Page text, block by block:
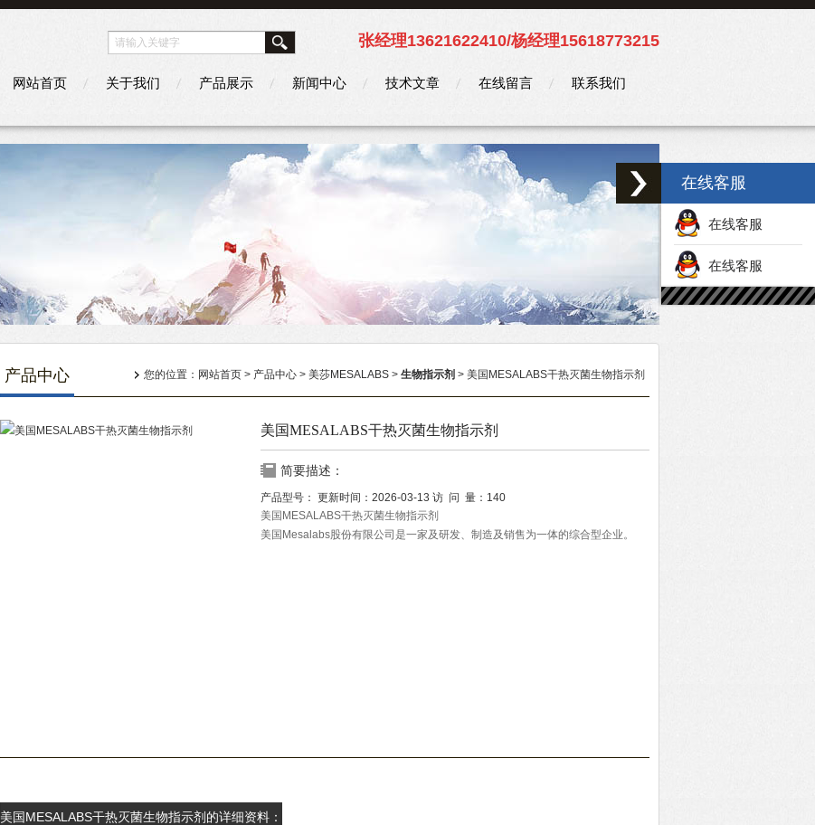
张经理13621622410/杨经理15618773215
网站首页 关于我们 产品展示 新闻中心 技术文章 在线留言 联系我们
产品中心 您的位置： 网站首页 > 产品中心 > 美莎MESALABS > 生物指示剂 > 美国MESALABS干热灭菌生物指示剂
美国MESALABS干热灭菌生物指示剂
简要描述：
产品型号： 更新时间： 2026-03-13 访 问 量： 140
美国MESALABS干热灭菌生物指示剂
美国Mesalabs股份有限公司是一家及研发、制造及销售为一体的综合型企业。
美国MESALABS干热灭菌生物指示剂的详细资料：
在线客服
在线客服
在线客服